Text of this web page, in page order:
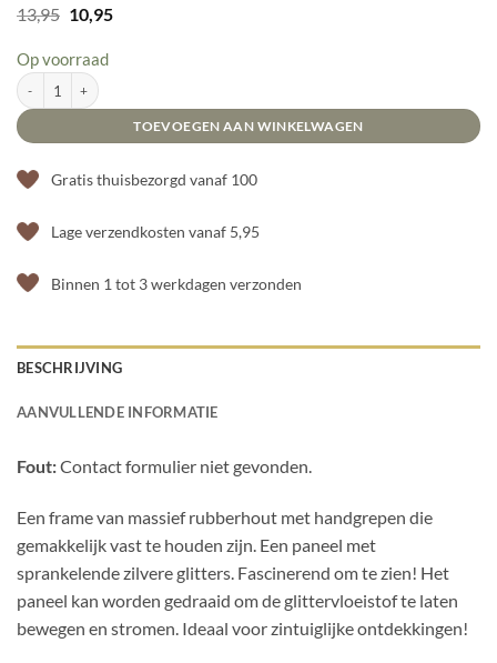
13,95 Oorspronkelijke
prijs
13,95.
10,95Huidige
Op voorraad
Easy hold glitter paneel - zilver aantal
TOEVOEGEN AAN WINKELWAGEN
Gratis thuisbezorgd vanaf 100
Lage verzendkosten vanaf 5,95
Binnen 1 tot 3 werkdagen verzonden
BESCHRIJVING
AANVULLENDE INFORMATIE
Fout:Contact formulier niet gevonden.
Een frame van massief rubberhout met handgrepen die
gemakkelijk vast te houden zijn. Een paneel met
sprankelende zilvere glitters. Fascinerend om te zien! Het
paneel kan worden gedraaid om de glittervloeistof te laten
bewegen en stromen. Ideaal voor zintuiglijke ontdekkingen!